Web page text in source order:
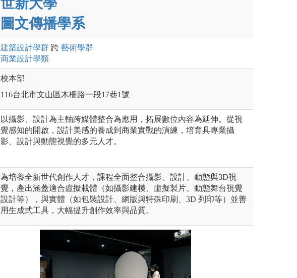
世新大學
圖文傳播學系
建築設計學群 跨 藝術學群
商業設計學類
校本部
116台北市文山區木柵路一段17巷1號
以攝影、設計為主軸​跨媒體整合為應用，拓展數位內容為延伸。從視
覺感知的開啟，設計美感的養成到商業實戰的演練，培育具專業攝
影、設計與動態視覺的多元人才。
為培養全新世代創作人才，課程全面整合攝影、設計、動態與3D視
覺，產出涵蓋適合虛擬載體（如攝影建模、虛擬製片、動態舞台視覺
設計等），與實體（如包裝設計、網版與特殊印刷、3D 列印等）並善
用生成式工具，大幅提升創作效率與品質。